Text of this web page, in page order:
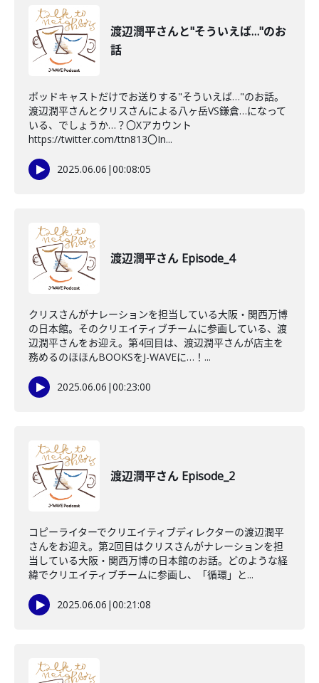
渡辺潤平さんと"そういえば…"のお
話
ポッドキャストだけでお送りする"そういえば…"のお話。
渡辺潤平さんとクリスさんによる八ヶ岳VS鎌倉…になって
いる、でしょうか…？〇Xアカウント
https://twitter.com/ttn813〇In...
2025.06.06 |00:08:05
渡辺潤平さん Episode_4
クリスさんがナレーションを担当している大阪・関西万博
の日本館。そのクリエイティブチームに参画している、渡
辺潤平さんをお迎え。第4回目は、渡辺潤平さんが店主を
務めるのほほんBOOKSをJ-WAVEに…！...
2025.06.06 |00:23:00
渡辺潤平さん Episode_2
コピーライターでクリエイティブディレクターの渡辺潤平
さんをお迎え。第2回目はクリスさんがナレーションを担
当している大阪・関西万博の日本館のお話。どのような経
緯でクリエイティブチームに参画し、「循環」と...
2025.06.06 |00:21:08